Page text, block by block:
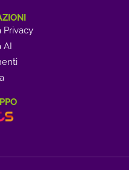
Privacy
AI